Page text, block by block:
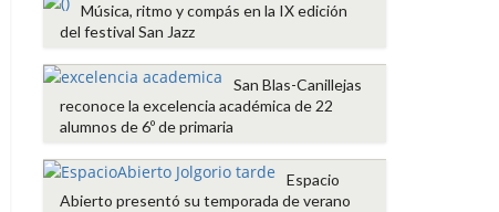
Música, ritmo y compás en la IX edición
del festival San Jazz
San Blas-Canillejas
reconoce la excelencia académica de 22
alumnos de 6º de primaria
Espacio
Abierto presentó su temporada de verano